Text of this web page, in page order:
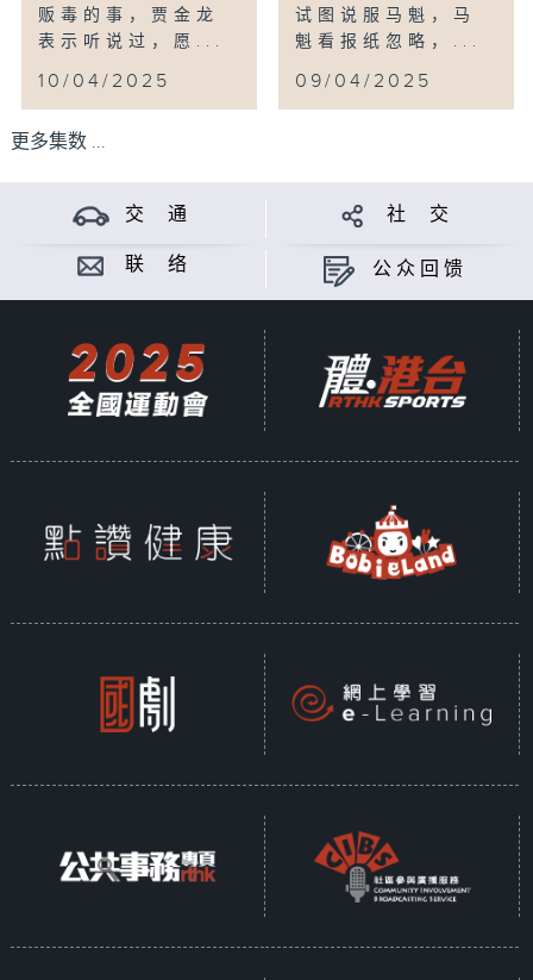
贩毒的事，贾金龙
表示听说过，愿...
10/04/2025
试图说服马魁，马
魁看报纸忽略，...
09/04/2025
更多集数 ...
交 通 社 交
联 络 公众回馈